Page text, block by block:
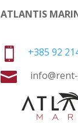
ATLANTIS
 +385 92
